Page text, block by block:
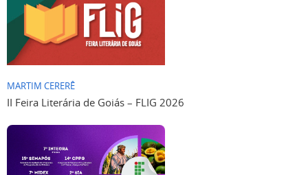
MARTIM CERERÊ
II Feira Literária de Goiás – FLIG 2026